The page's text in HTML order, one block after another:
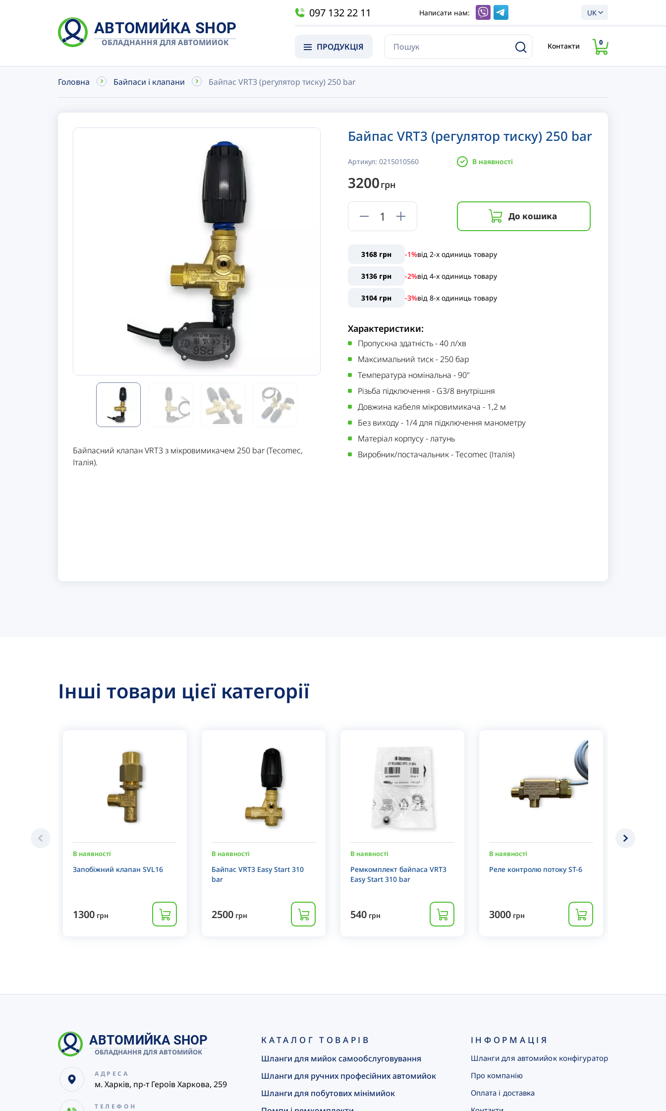
АВТОМИЙКА SHOP
ОБЛАДНАННЯ ДЛЯ АВТОМИЙОК
097 132 22 11 Написати нам: UK
ПРОДУКЦІЯ Контакти 0
Головна Байпаси і клапани Байпас VRT3 (регулятор тиску) 250 bar
Байпасний клапан VRT3 з мікровимикачем 250 bar (Tecomec,
Італія).
Байпас VRT3 (регулятор тиску) 250 bar
Артикул: 0215010560 В наявності
3200грн
До кошика
3168 грн -1%від 2-x одиниць товару
3136 грн -2%від 4-x одиниць товару
3104 грн -3%від 8-x одиниць товару
Характеристики:
Пропускна здатність-40 л/хв
Максимальний тиск-250 бар
Температура номінальна -90"
Різьба підключення - G3/8 внутрішня
Довжина кабеля мікровимикача - 1,2 м
Без виходу- 1/4 для підключення манометру
Матеріал корпусу-латунь
Виробник/постачальник-Tecomec (Італія)
Інші товари цієї категорії
В наявності
Запобіжний клапан SVL16
1300 грн
В наявності
Байпас VRT3 Easy Start 310
bar
2500 грн
В наявності
Ремкомплект байпаса VRT3
Easy Start 310 bar
540 грн
В наявності
Реле контролю потоку ST-6
3000 грн
АВТОМИЙКА SHOP
ОБЛАДНАННЯ ДЛЯ АВТОМИЙОК
АДРЕСА
м. Харків, пр-т Героїв Харкова, 259
ТЕЛЕФОН
КАТАЛОГ ТОВАРІВ
Шланги для мийок самообслуговування
Шланги для ручних професійних автомийок
Шланги для побутових мінімийок
ІНФОРМАЦІЯ
Шланги для автомийок конфігуратор
Про компанію
Оплата і доставка